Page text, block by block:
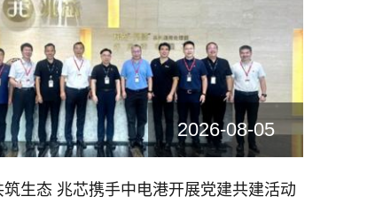
2026-08-05
筑生态 兆芯携手中电港开展党建共建活动